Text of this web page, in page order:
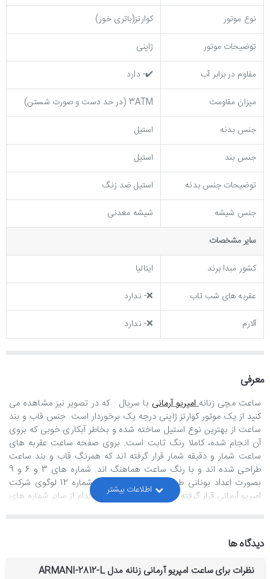
نوع موتور
کوارتز(باتری خور)
توضیحات موتور
ژاپنی
مقاوم در برابر آب
✔️- دارد
میزان مقاومت
3ATM (در حد دست و صورت شستن)
جنس بدنه
استیل
جنس بند
استیل
توضيحات جنس بدنه
استیل ضد زنگ
جنس شیشه
شیشه معدنی
ساير مشخصات
کشور مبدا برند
ایتالیا
عقربه های شب تاب
❌- ندارد
آلارم
❌- ندارد
معرفی
ساعت مچی زنانهامپریو آرمانی با سریال که در تصویر نیز مشاهده می
کنید از یک موتور کوارتز ژاپنی درجه یک برخوردار است. جنس قاب و بند
ساعت از بهترین نوع استیل ساخته شده و بخاطر آبکاری خوبی که بروی
آن انجام شده، کاملا رنگ ثابت است. بروی صفحه ساعت عقربه های
ساعت شمار و دقیقه شمار قرار گرفته اند که همرنگ قاب و بند ساعت
طراحی شده اند و با رنگ ساعت هماهنگ اند. شماره های 3 و 6 و 9
بصورت اعداد یونانی طراحی شده اند و بجای شماره 12 لوگوی شرکت
امپریو آرمانی قرار گرفته است. همچنین بجای هرکدام از سایر شماره های
درجه یک" است و بالاترین کیفیت موجود در بازار ایران می باشد.
همچنین از لحاظ تمام جزيیات کاملا مشابه نمونه اورجینالش طراحی شده
است.
دیدگاه ها
نظرات برای ساعت امپریو آرمانی زنانه مدل ARMANI-2812-L